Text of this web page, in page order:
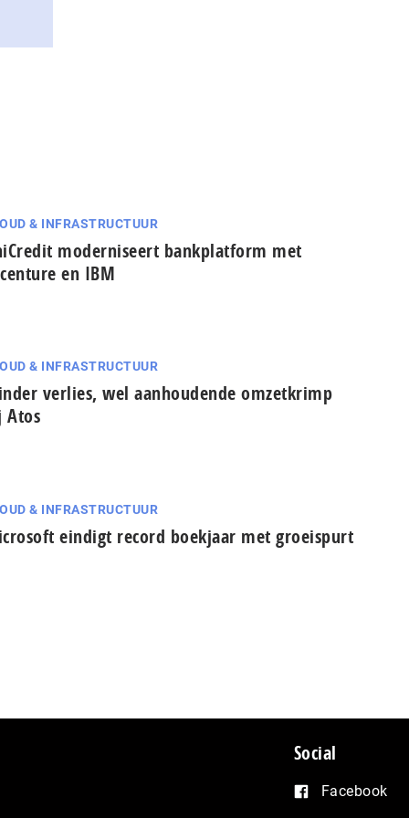
& INFRASTRUCTUUR
moderniseert bankplatform met
en IBM
& INFRASTRUCTUUR
verlies, wel aanhoudende omzetkrimp
Atos
& INFRASTRUCTUUR
eindigt record boekjaar met groeispurt
Social
Facebook